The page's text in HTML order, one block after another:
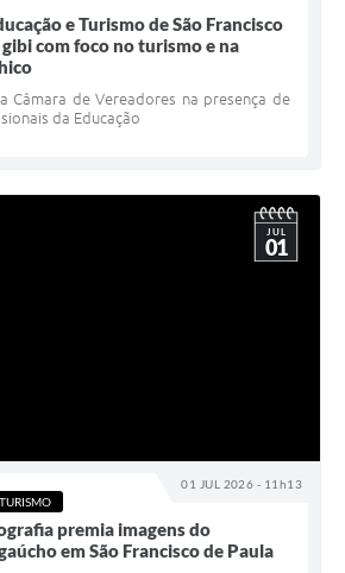
e Turismo de São Francisco
com foco no turismo e na
Câmara de Vereadores na presença de
da Educação
01 JUL 2026 - 11h13
JUL
01
TURISMO
premia imagens do
em São Francisco de Paula